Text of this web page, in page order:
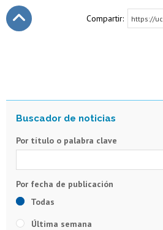
Compartir: https://
Por título o palabra clave
Todas
Última semana